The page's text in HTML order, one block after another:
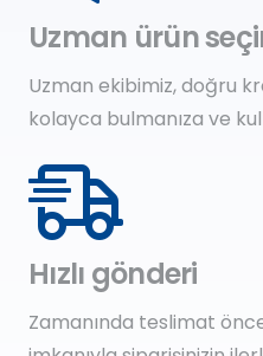
Uzman ürün
Uzman ekibimiz, doğru
kolayca bulmanıza ve
Hızlı gönderi
Zamanında teslimat